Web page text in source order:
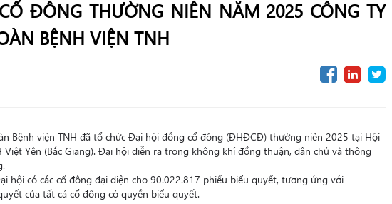
ĐÔNG THƯỜNG NIÊN NĂM 2025 CÔNG TY
BỆNH VIỆN TNH
Bệnh viện TNH đã tổ chức Đại hội đồng cổ đông (ĐHĐCĐ) thường niên 2025 tại Hội
Yên (Bắc Giang). Đại hội diễn ra trong không khí đồng thuận, dân chủ và thông
hội có các cổ đông đại diện cho 90.022.817 phiếu biểu quyết, tương ứng với
của tất cả cổ đông có quyền biểu quyết.